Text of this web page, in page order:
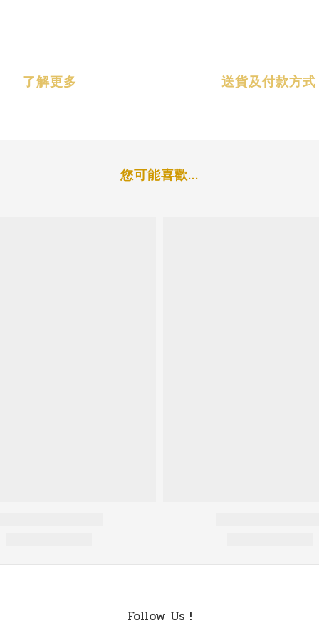
了解更多 送貨及付款方式
您可能喜歡...
Follow Us !